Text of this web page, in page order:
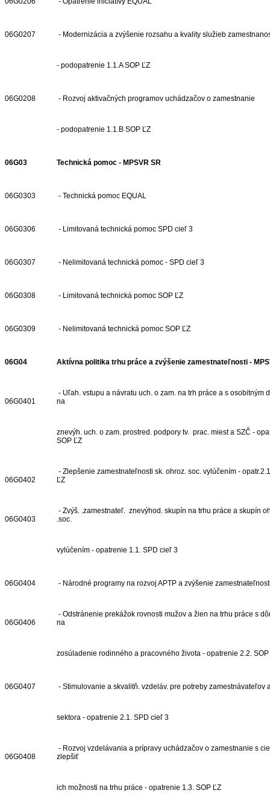
06G0207 - Modernizácia a zvýšenie rozsahu a kvality služieb
- podopatrenie 1.1.A SOP ĽZ
06G0208 - Rozvoj aktivačných programov uchádzačov o zamestnanie
- podopatrenie 1.1.B SOP ĽZ
06G03 Technická pomoc - MPSVR SR
06G0303 - Technická pomoc EQUAL
06G0306 - Limitovaná technická pomoc SPD cieľ 3
06G0307 - Nelimitovaná technická pomoc - SPD cieľ 3
06G0308 - Limitovaná technická pomoc SOP ĽZ
06G0309 - Nelimitovaná technická pomoc SOP ĽZ
06G04 Aktívna politika trhu práce a zvýšenie zamestnateľnosti -
06G0401
- Uľah. vstupu a návratu uch. o zam. na trh práce a s osobitným
na
znevýh. uch. o zam. prostred. podpory tv. prac. miest a SZČ -
SOP ĽZ
06G0402
- Zlepšenie zamestnateľnosti sk. ohroz. soc. vylúčením -
ĽZ
06G0403
- Zvýš. .zamestnateľ. znevýhod. skupín na trhu práce a skupín
.soc.
vylúčením - opatrenie 1.1. SPD cieľ 3
06G0404 - Národné programy na rozvoj APTP a zvýšenie
06G0406
- Odstránenie prekážok rovnosti mužov a žien na trhu práce s
na
zosúladenie rodinného a pracovného života - opatrenie 2.2. SOP
06G0407 - Stimulovanie a skvalitň. vzdeláv. pre potreby zamestnávateľov
sektora - opatrenie 2.1. SPD cieľ 3
06G0408
- Rozvoj vzdelávania a prípravy uchádzačov o zamestnanie s
zlepšiť
ich možnosti na trhu práce - opatrenie 1.3. SOP ĽZ